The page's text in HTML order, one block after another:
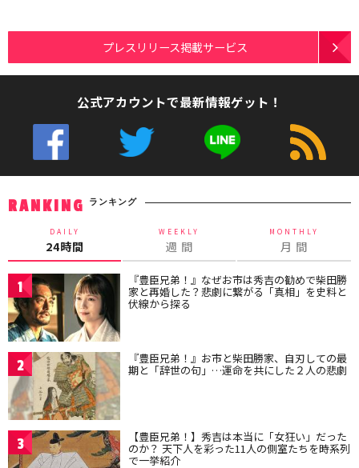
プレスリリース掲載サービス
公式アカウントで最新情報ゲット！
RANKING ランキング
DAILY
24時間
WEEKLY
週 間
MONTHLY
月 間
1 『豊臣兄弟！』なぜお市は秀吉の勧めで柴田勝
家と再婚した？悲劇に繋がる「真相」を史料と
伏線から探る
2 『豊臣兄弟！』お市と柴田勝家、自刃しての最
期と「辞世の句」…運命を共にした２人の悲劇
3 【豊臣兄弟！】秀吉は本当に「女狂い」だった
のか？ 天下人を彩った11人の側室たちを時系列
で一挙紹介